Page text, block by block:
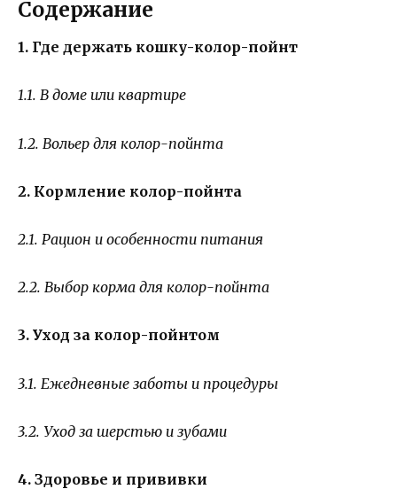
Содержание
1. Где держать кошку-колор-пойнт
1.1. В доме или квартире
1.2. Вольер для колор-пойнта
2. Кормление колор-пойнта
2.1. Рацион и особенности питания
2.2. Выбор корма для колор-пойнта
3. Уход за колор-пойнтом
3.1. Ежедневные заботы и процедуры
3.2. Уход за шерстью и зубами
4. Здоровье и прививки